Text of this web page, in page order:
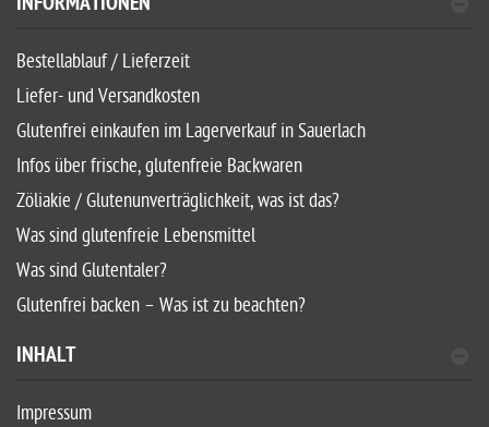
Bestellablauf / Lieferzeit
Liefer- und Versandkosten
Glutenfrei einkaufen im Lagerverkauf in Sauerlach
Infos über frische, glutenfreie Backwaren
Zöliakie / Glutenunverträglichkeit, was ist das?
Was sind glutenfreie Lebensmittel
Was sind Glutentaler?
Glutenfrei backen – Was ist zu beachten?
INHALT
Impressum